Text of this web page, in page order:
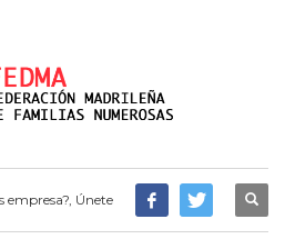
empresa?, Únete